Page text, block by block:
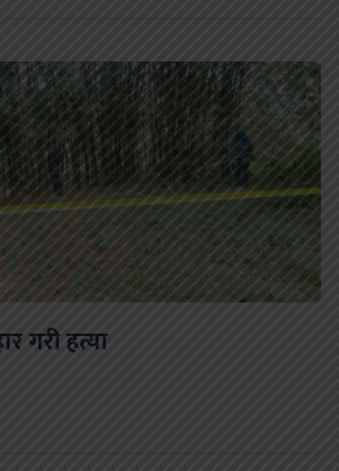
गरी हत्या